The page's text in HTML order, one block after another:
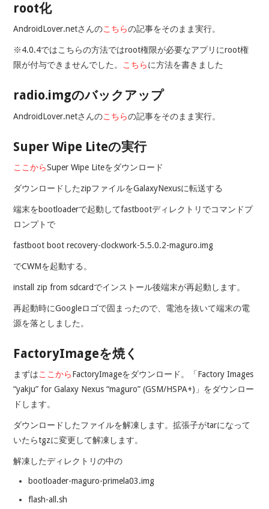
root化
AndroidLover.netさんのこちらの記事をそのまま実行。
※4.0.4ではこちらの方法ではroot権限が必要なアプリにroot権
限が付与できませんでした。 こちらに方法を書きました
radio.imgのバックアップ
AndroidLover.netさんのこちらの記事をそのまま実行。
Super Wipe Liteの実行
ここからSuper Wipe Liteをダウンロード
ダウンロードしたzipファイルをGalaxyNexusに転送する
端末をbootloaderで起動してfastbootディレクトリでコマンドプ
ロンプトで
fastboot boot recovery-clockwork-5.5.0.2-maguro.img
でCWMを起動する。
install zip from sdcardでインストール後端末が再起動します。
再起動時にGoogleロゴで固まったので、電池を抜いて端末の電
源を落としました。
FactoryImageを焼く
まずはここからFactoryImageをダウンロード。「Factory Images
“yakju” for Galaxy Nexus “maguro” (GSM/HSPA+)」をダウンロー
ドします。
ダウンロードしたファイルを解凍します。拡張子がtarになって
いたらtgzに変更して解凍します。
解凍したディレクトリの中の
bootloader-maguro-primela03.img
flash-all.sh